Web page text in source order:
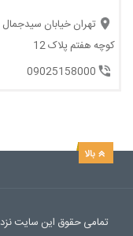
تهران خیابان سیدجمال
کوچه هفتم پلاک 12
09025158000